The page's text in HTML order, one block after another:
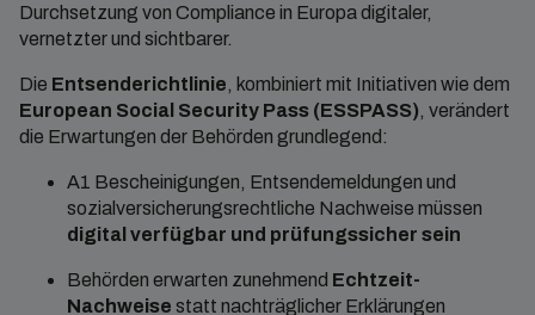
Durchsetzung von Compliance in Europa digitaler,
vernetzter und sichtbarer.
Die Entsenderichtlinie, kombiniert mit Initiativen wie dem
European Social Security Pass (ESSPASS), verändert
die Erwartungen der Behörden grundlegend:
A1 Bescheinigungen, Entsendemeldungen und
sozialversicherungsrechtliche Nachweise müssen
digital verfügbar und prüfungssicher sein
Behörden erwarten zunehmend Echtzeit-
Nachweise statt nachträglicher Erklärungen